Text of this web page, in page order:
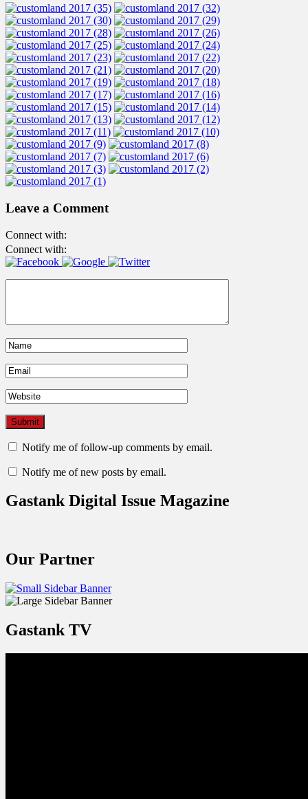
Leave a Comment
Connect with:
Connect with:
Notify me of follow-up comments by email.
Notify me of new posts by email.
Gastank Digital Issue Magazine
Our Partner
Gastank TV